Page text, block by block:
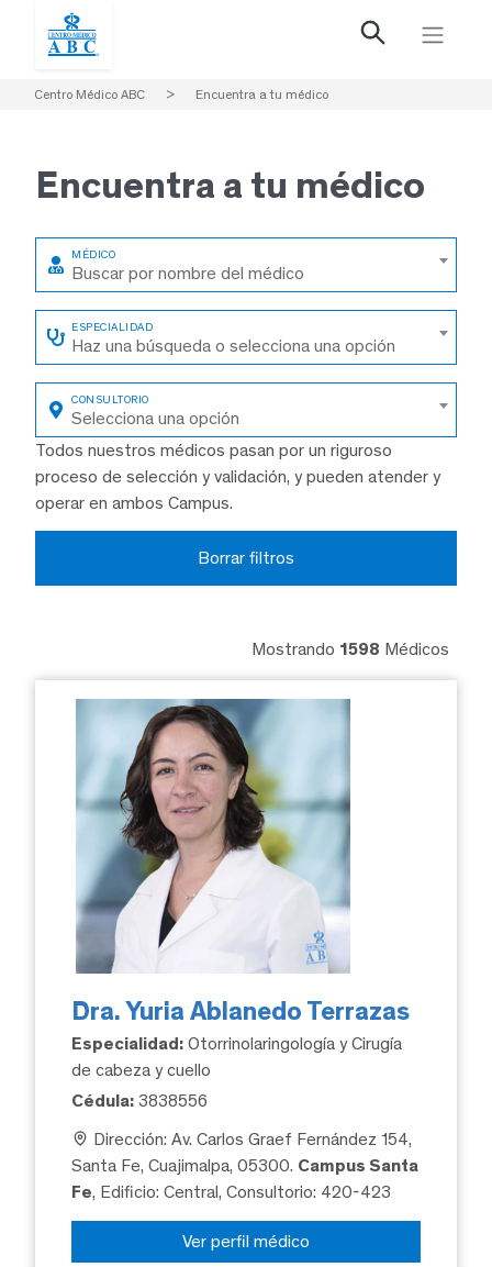
Centro Médico ABC > Encuentra a tu médico
Encuentra a tu médico
Buscar por nombre del médico
Haz una búsqueda o selecciona una opción
Selecciona una opción
Todos nuestros médicos pasan por un riguroso
proceso de selección y validación, y pueden atender y
operar en ambos Campus.
Borrar filtros
Mostrando 1598 Médicos
Dra. Yuria Ablanedo Terrazas
Especialidad: Otorrinolaringología y Cirugía
de cabeza y cuello
Cédula: 3838556
Dirección: Av. Carlos Graef Fernández 154,
Santa Fe, Cuajimalpa, 05300. Campus Santa
Fe, Edificio: Central, Consultorio: 420-423
Ver perfil médico